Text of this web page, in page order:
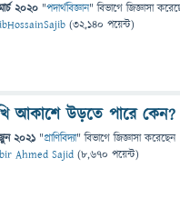
2020 "পদার্থবিজ্ঞান" বিভাগে জিজ্ঞাসা
(32,140 পয়েন্ট)
আকাশে উড়তে পারে কেন?
2021 "প্রাণিবিদ্যা" বিভাগে জিজ্ঞাসাকরেছেন
Ahmed Sajid (8,670 পয়েন্ট)